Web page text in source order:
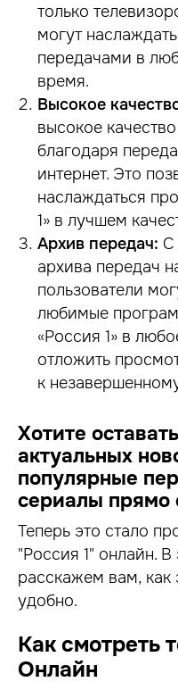
только
могут
передачами в
время.
Высокое
высокое
благодаря
интернет. Это
наслаждаться
1» в лучшем
Архив передач: С
архива передач
пользователи
любимые
«Россия 1» в
отложить
к
Хотите
актуальных
популярные
сериалы прямо
Теперь это стало
"Россия 1" онлайн. В
расскажем вам, как
удобно.
Как смотреть
Онлайн